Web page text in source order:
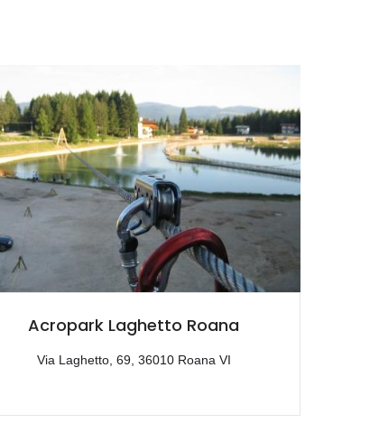
Acropark Laghetto Roana
Via Laghetto, 69, 36010 Roana VI